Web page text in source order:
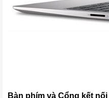
Bàn phím và Cổng kết